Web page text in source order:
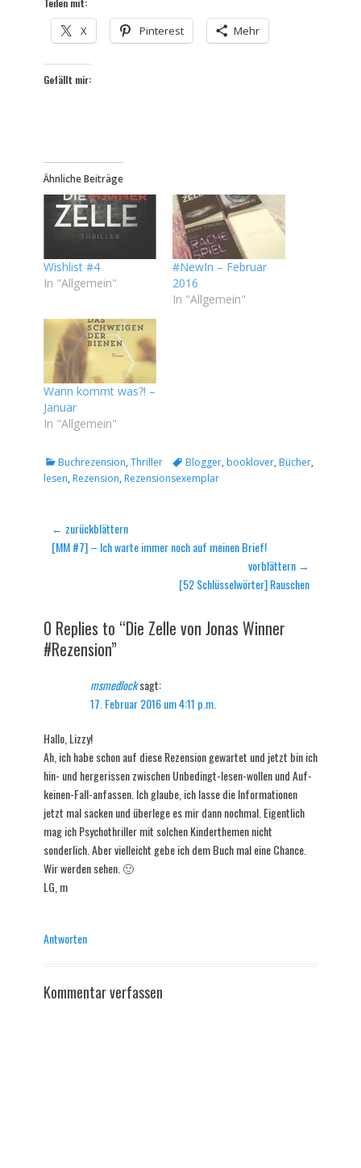
X Pinterest Mehr
Gefällt mir:
Ähnliche Beiträge
Wishlist #4
In "Allgemein"
#NewIn – Februar
2016
In "Allgemein"
Wann kommt was?! –
Januar
In "Allgemein"
Kategorien
Buchrezension, Thriller TagsBlogger, booklover, Bücher,
lesen, Rezension, Rezensionsexemplar
Beitragsnavigation
← zurückblättern
Vorheriger
[MM #7] – Ich warte immer noch auf meinen Brief!
vorblättern →
[52 Schlüsselwörter] Rauschen
0 Replies to “Die Zelle von Jonas Winner
#Rezension”
msmedlocksagt:
17. Februar 2016 um 4:11 p.m.
Hallo, Lizzy!
Ah, ich habe schon auf diese Rezension gewartet und jetzt bin ich
hin- und hergerissen zwischen Unbedingt-lesen-wollen und Auf-
keinen-Fall-anfassen. Ich glaube, ich lasse die Informationen
jetzt mal sacken und überlege es mir dann nochmal. Eigentlich
mag ich Psychothriller mit solchen Kinderthemen nicht
sonderlich. Aber vielleicht gebe ich dem Buch mal eine Chance.
Wir werden sehen. 🙂
LG, m
Antworten
Kommentar verfassen